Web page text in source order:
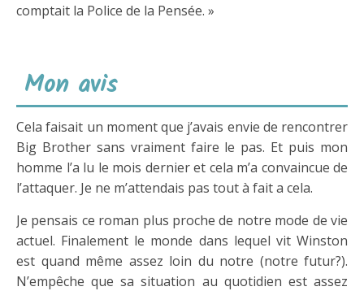
comptait la Police de la Pensée. »
Mon avis
Cela faisait un moment que j’avais envie de rencontrer
Big Brother sans vraiment faire le pas. Et puis mon
homme l’a lu le mois dernier et cela m’a convaincue de
l’attaquer. Je ne m’attendais pas tout à fait a cela.
Je pensais ce roman plus proche de notre mode de vie
actuel. Finalement le monde dans lequel vit Winston
est quand même assez loin du notre (notre futur?).
N’empêche que sa situation au quotidien est assez